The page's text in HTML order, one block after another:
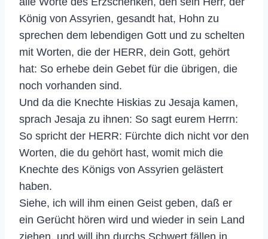
König von Assyrien, gesandt hat, Hohn zu
sprechen dem lebendigen Gott und zu schelten
mit Worten, die der HERR, dein Gott, gehört
hat: So erhebe dein Gebet für die übrigen, die
noch vorhanden sind.
Und da die Knechte Hiskias zu Jesaja kamen,
sprach Jesaja zu ihnen: So sagt eurem Herrn:
So spricht der HERR: Fürchte dich nicht vor den
Worten, die du gehört hast, womit mich die
Knechte des Königs von Assyrien gelästert
haben.
Siehe, ich will ihm einen Geist geben, daß er
ein Gerücht hören wird und wieder in sein Land
ziehen, und will ihn durchs Schwert fällen in